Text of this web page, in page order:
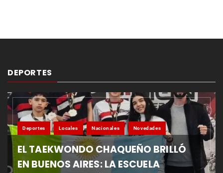
DEPORTES
Deportes Locales Nacionales Novedades
EL TAEKWONDO CHAQUEÑO BRILLÓ
EN BUENOS AIRES: LA ESCUELA